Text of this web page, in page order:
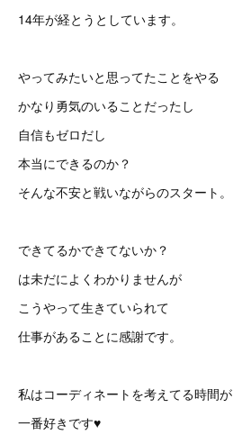
14年が経とうとしています。
やってみたいと思ってたことをやる
かなり勇気のいることだったし
自信もゼロだし
本当にできるのか？
そんな不安と戦いながらのスタート。
できてるかできてないか？
は未だによくわかりませんが
こうやって生きていられて
仕事があることに感謝です。
私はコーディネートを考えてる時間が
一番好きです♥